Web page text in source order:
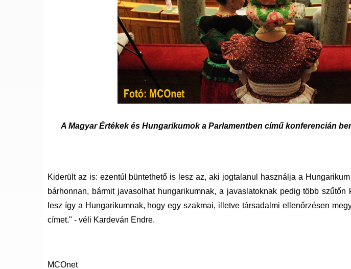
A Magyar Értékek és Hungarikumok a Parlamentben című konferencián
Kiderült az is: ezentúl büntethető is lesz az, aki jogtalanul használja a
bárhonnan, bármit javasolhat hungarikumnak, a javaslatoknak pedig több
lesz így a Hungarikumnak, hogy egy szakmai, illetve társadalmi ellenőrzésen
címet." - véli Kardeván Endre.
MCOnet